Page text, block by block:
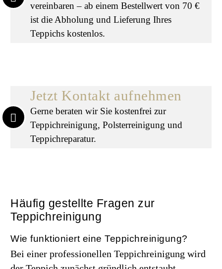
vereinbaren – ab einem Bestellwert von 70 €
ist die Abholung und Lieferung Ihres
Teppichs kostenlos.
Jetzt Kontakt aufnehmen
Gerne beraten wir Sie kostenfrei zur
Teppichreinigung, Polsterreinigung und
Teppichreparatur.
Häufig gestellte Fragen zur
Teppichreinigung
Wie funktioniert eine Teppichreinigung?
Bei einer professionellen Teppichreinigung wird